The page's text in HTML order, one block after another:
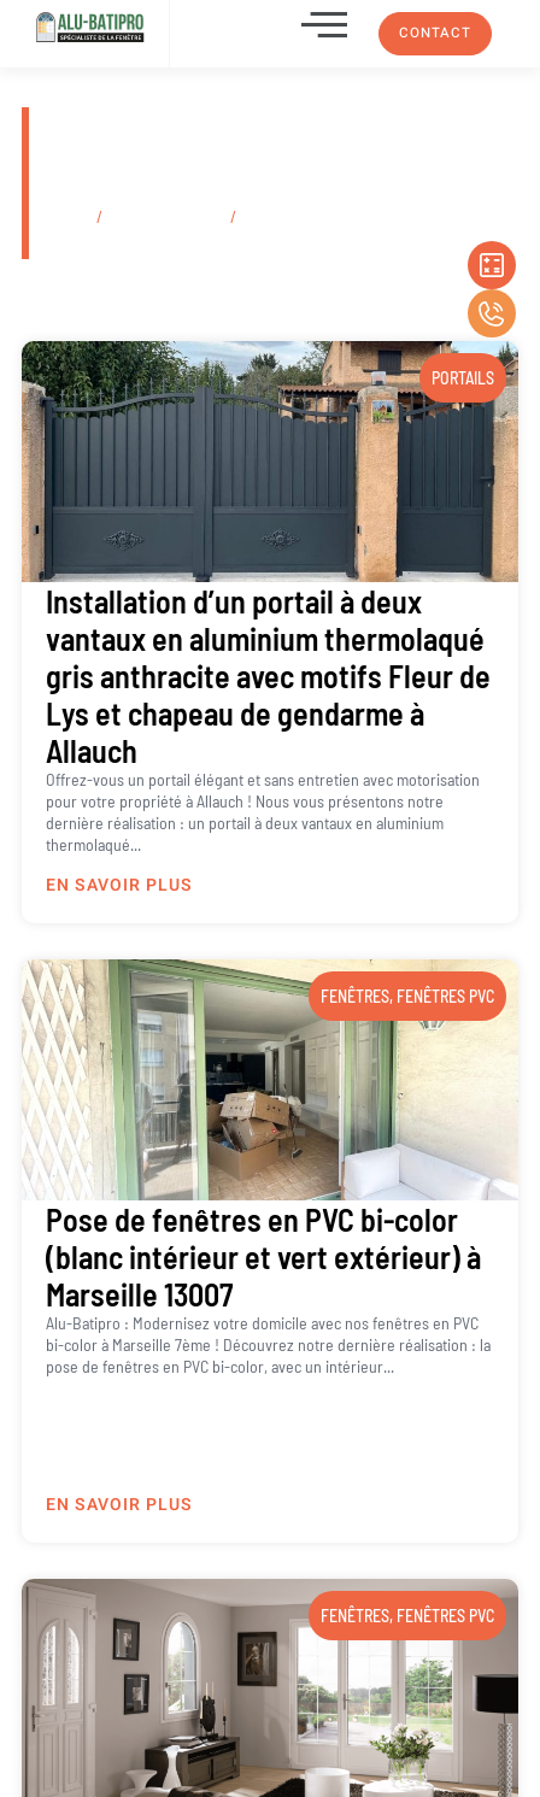
CONTACT
/ /
PORTAILS
Installation d’un portail à deux
vantaux en aluminium thermolaqué
gris anthracite avec motifs Fleur de
Lys et chapeau de gendarme à
Allauch
Offrez-vous un portail élégant et sans entretien avec motorisation
pour votre propriété à Allauch ! Nous vous présentons notre
dernière réalisation : un portail à deux vantaux en aluminium
thermolaqué...
EN SAVOIR PLUS
FENÊTRES, FENÊTRES PVC
Pose de fenêtres en PVC bi-color
(blanc intérieur et vert extérieur) à
Marseille 13007
Alu-Batipro : Modernisez votre domicile avec nos fenêtres en PVC
bi-color à Marseille 7ème ! Découvrez notre dernière réalisation : la
pose de fenêtres en PVC bi-color, avec un intérieur...
EN SAVOIR PLUS
FENÊTRES, FENÊTRES PVC